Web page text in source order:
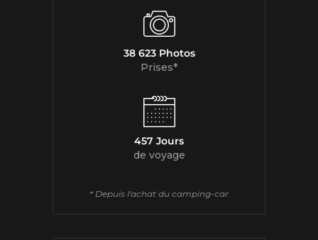
38 623 Photos
Prises*
457 Jours
de voyage
* Depuis l'achat du camping-car